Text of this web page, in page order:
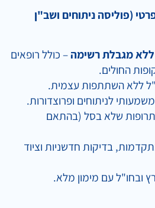
(פוליסה ניתוחים ושב"ן
ללא מגבלת רשימה– כולל רופאים
החולים.
ללא השתתפות עצמית.
לניתוחים ופרוצדורות.
שלא בסל (בהתאם
בדיקות חדשניות וציוד
ובחו"ל עם מימון מלא.